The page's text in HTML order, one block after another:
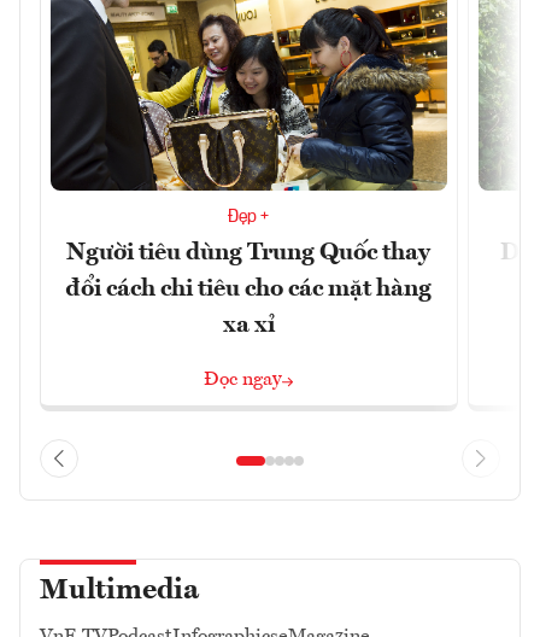
Đẹp +
Người tiêu dùng Trung Quốc thay
đổi cách chi tiêu cho các mặt hàng
xa xỉ
Đọc ngay
Du
Multimedia